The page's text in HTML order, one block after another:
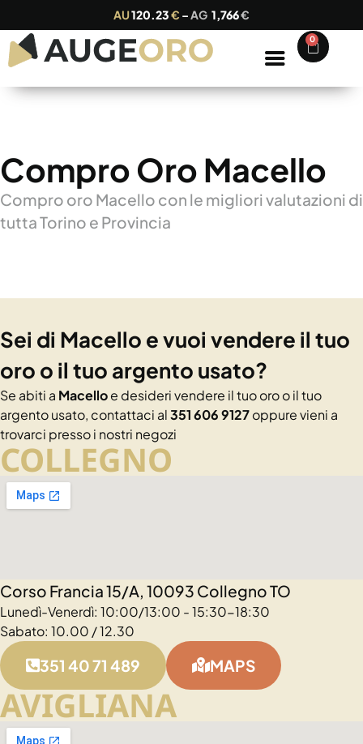
AU120.23€ –AG 1,766€
0
Compro Oro Macello
Compro oro Macello con le migliori valutazioni di
tutta Torino e Provincia
Sei di Macello e vuoi vendere il tuo
oro o il tuo argento usato?
Se abiti a Macelloe desideri vendere il tuo oro o il tuo
argento usato, contattaci al351 606 9127oppure vieni a
trovarci presso i nostri negozi
COLLEGNO
Corso Francia 15/A, 10093 Collegno TO
Lunedì-Venerdì: 10:00/13:00 - 15:30-18:30
Sabato: 10.00 / 12.30
351 40 71 489 MAPS
AVIGLIANA